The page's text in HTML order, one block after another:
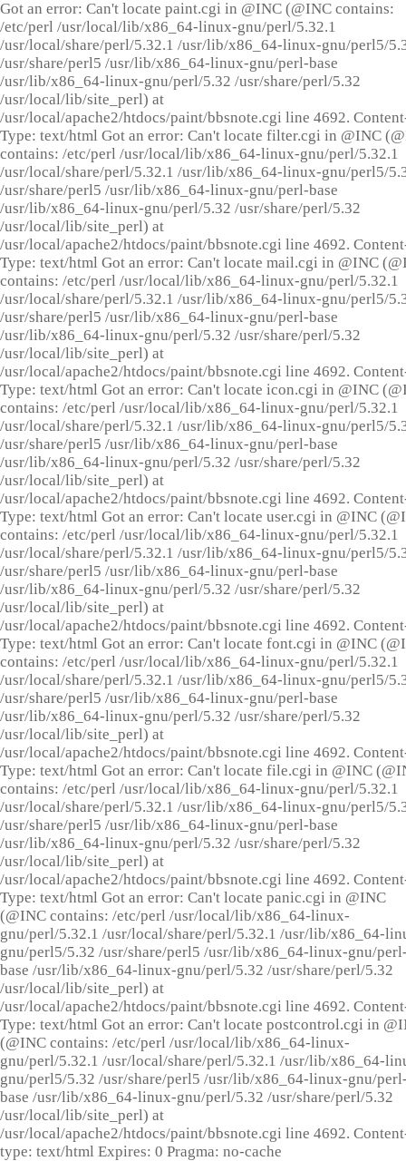
Got an error: Can't locate paint.cgi in @INC (@INC contains:
/etc/perl /usr/local/lib/x86_64-linux-gnu/perl/5.32.1
/usr/local/share/perl/5.32.1 /usr/lib/x86_64-linux-gnu/perl5/
/usr/share/perl5 /usr/lib/x86_64-linux-gnu/perl-base
/usr/lib/x86_64-linux-gnu/perl/5.32 /usr/share/perl/5.32
/usr/local/lib/site_perl) at
/usr/local/apache2/htdocs/paint/bbsnote.cgi line 4692.
Type: text/html Got an error: Can't locate filter.cgi in @INC
contains: /etc/perl /usr/local/lib/x86_64-linux-gnu/perl/5.32.1
/usr/local/share/perl/5.32.1 /usr/lib/x86_64-linux-gnu/perl5/
/usr/share/perl5 /usr/lib/x86_64-linux-gnu/perl-base
/usr/lib/x86_64-linux-gnu/perl/5.32 /usr/share/perl/5.32
/usr/local/lib/site_perl) at
/usr/local/apache2/htdocs/paint/bbsnote.cgi line 4692.
Type: text/html Got an error: Can't locate mail.cgi in @INC
contains: /etc/perl /usr/local/lib/x86_64-linux-gnu/perl/5.32.1
/usr/local/share/perl/5.32.1 /usr/lib/x86_64-linux-gnu/perl5/
/usr/share/perl5 /usr/lib/x86_64-linux-gnu/perl-base
/usr/lib/x86_64-linux-gnu/perl/5.32 /usr/share/perl/5.32
/usr/local/lib/site_perl) at
/usr/local/apache2/htdocs/paint/bbsnote.cgi line 4692.
Type: text/html Got an error: Can't locate icon.cgi in @INC
contains: /etc/perl /usr/local/lib/x86_64-linux-gnu/perl/5.32.1
/usr/local/share/perl/5.32.1 /usr/lib/x86_64-linux-gnu/perl5/
/usr/share/perl5 /usr/lib/x86_64-linux-gnu/perl-base
/usr/lib/x86_64-linux-gnu/perl/5.32 /usr/share/perl/5.32
/usr/local/lib/site_perl) at
/usr/local/apache2/htdocs/paint/bbsnote.cgi line 4692.
Type: text/html Got an error: Can't locate user.cgi in @INC
contains: /etc/perl /usr/local/lib/x86_64-linux-gnu/perl/5.32.1
/usr/local/share/perl/5.32.1 /usr/lib/x86_64-linux-gnu/perl5/
/usr/share/perl5 /usr/lib/x86_64-linux-gnu/perl-base
/usr/lib/x86_64-linux-gnu/perl/5.32 /usr/share/perl/5.32
/usr/local/lib/site_perl) at
/usr/local/apache2/htdocs/paint/bbsnote.cgi line 4692.
Type: text/html Got an error: Can't locate font.cgi in @INC
contains: /etc/perl /usr/local/lib/x86_64-linux-gnu/perl/5.32.1
/usr/local/share/perl/5.32.1 /usr/lib/x86_64-linux-gnu/perl5/
/usr/share/perl5 /usr/lib/x86_64-linux-gnu/perl-base
/usr/lib/x86_64-linux-gnu/perl/5.32 /usr/share/perl/5.32
/usr/local/lib/site_perl) at
/usr/local/apache2/htdocs/paint/bbsnote.cgi line 4692.
Type: text/html Got an error: Can't locate file.cgi in @INC
contains: /etc/perl /usr/local/lib/x86_64-linux-gnu/perl/5.32.1
/usr/local/share/perl/5.32.1 /usr/lib/x86_64-linux-gnu/perl5/
/usr/share/perl5 /usr/lib/x86_64-linux-gnu/perl-base
/usr/lib/x86_64-linux-gnu/perl/5.32 /usr/share/perl/5.32
/usr/local/lib/site_perl) at
/usr/local/apache2/htdocs/paint/bbsnote.cgi line 4692.
Type: text/html Got an error: Can't locate panic.cgi in @INC
(@INC contains: /etc/perl /usr/local/lib/x86_64-linux-
gnu/perl/5.32.1 /usr/local/share/perl/5.32.1 /usr/lib/x86_64-
gnu/perl5/5.32 /usr/share/perl5 /usr/lib/x86_64-linux-gnu/
base /usr/lib/x86_64-linux-gnu/perl/5.32 /usr/share/perl/5.32
/usr/local/lib/site_perl) at
/usr/local/apache2/htdocs/paint/bbsnote.cgi line 4692.
Type: text/html Got an error: Can't locate postcontrol.cgi in
(@INC contains: /etc/perl /usr/local/lib/x86_64-linux-
gnu/perl/5.32.1 /usr/local/share/perl/5.32.1 /usr/lib/x86_64-
gnu/perl5/5.32 /usr/share/perl5 /usr/lib/x86_64-linux-gnu/
base /usr/lib/x86_64-linux-gnu/perl/5.32 /usr/share/perl/5.32
/usr/local/lib/site_perl) at
/usr/local/apache2/htdocs/paint/bbsnote.cgi line 4692.
type: text/html Expires: 0 Pragma: no-cache